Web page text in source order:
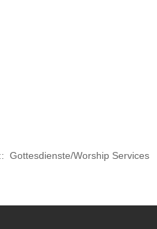
Gottesdienste/Worship Services